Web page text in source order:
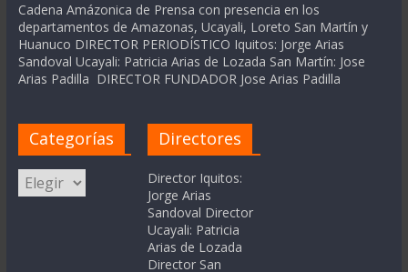
Cadena Amázonica de Prensa con presencia en los
departamentos de Amazonas, Ucayali, Loreto San Martín y
Huanuco DIRECTOR PERIODÍSTICO Iquitos: Jorge Arias
Sandoval Ucayali: Patricia Arias de Lozada San Martín: Jose
Arias Padilla DIRECTOR FUNDADOR Jose Arias Padilla
Categorías
Categorías
Directores
Director Iquitos:
Jorge Arias
Sandoval Director
Ucayali: Patricia
Arias de Lozada
Director San